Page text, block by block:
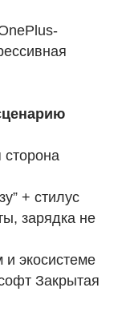
+ стилус
зарядка не
экосистеме
Закрытая